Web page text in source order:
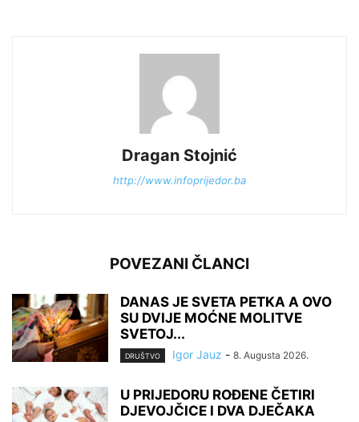
Dragan Stojnić
http://www.infoprijedor.ba
POVEZANI ČLANCI
DANAS JE SVETA PETKA A OVO
SU DVIJE MOĆNE MOLITVE
SVETOJ...
DRUŠTVO Igor Jauz - 8. Augusta 2026.
U PRIJEDORU ROĐENE ČETIRI
DJEVOJČICE I DVA DJEČAKA